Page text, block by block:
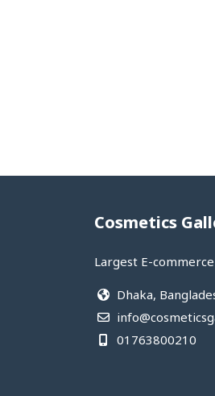
Cosmetics
Largest E-
Dhaka,
01763800210